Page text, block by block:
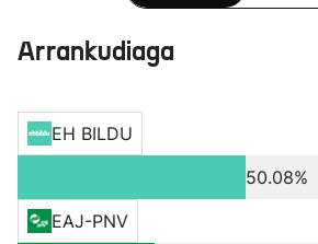
Arrankudiaga
EH BILDU
50.08%
EAJ-PNV